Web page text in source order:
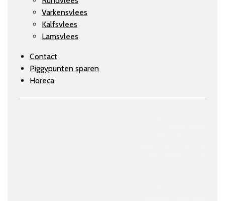
Varkensvlees
Kalfsvlees
Lamsvlees
Contact
Piggypunten sparen
Horeca